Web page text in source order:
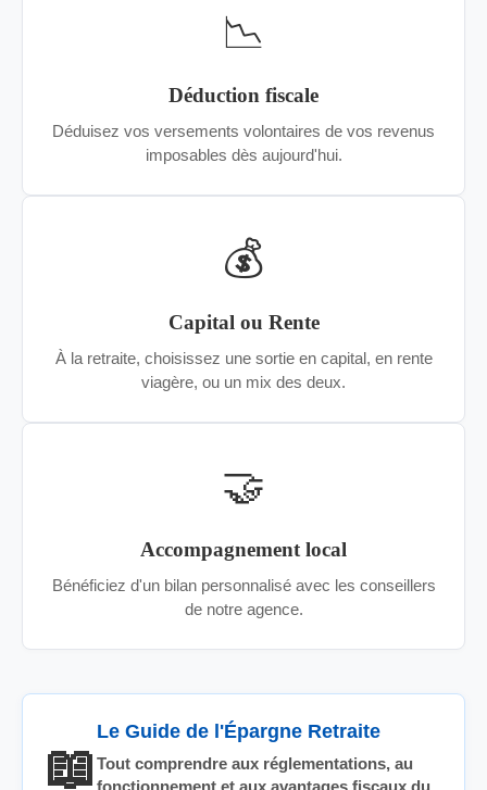
📉
Déduction fiscale
Déduisez vos versements volontaires de vos revenus
imposables dès aujourd'hui.
💰
Capital ou Rente
À la retraite, choisissez une sortie en capital, en rente
viagère, ou un mix des deux.
🤝
Accompagnement local
Bénéficiez d'un bilan personnalisé avec les conseillers
de notre agence.
📖
Le Guide de l'Épargne Retraite
Tout comprendre aux réglementations, au
fonctionnement et aux avantages fiscaux du